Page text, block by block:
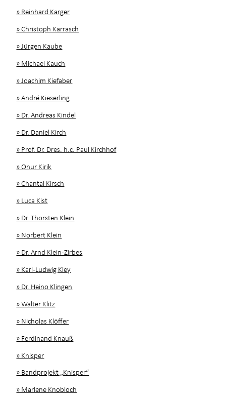
» Reinhard Karger
» Christoph Karrasch
» Jürgen Kaube
» Michael Kauch
» Joachim Kiefaber
» André Kieserling
» Dr. Andreas Kindel
» Dr. Daniel Kirch
» Prof. Dr. Dres. h.c. Paul Kirchhof
» Onur Kirik
» Chantal Kirsch
» Luca Kist
» Dr. Thorsten Klein
» Norbert Klein
» Dr. Arnd Klein-Zirbes
» Karl-Ludwig Kley
» Dr. Heino Klingen
» Walter Klitz
» Nicholas Klöffer
» Ferdinand Knauß
» Knisper
» Bandprojekt „Knisper“
» Marlene Knobloch